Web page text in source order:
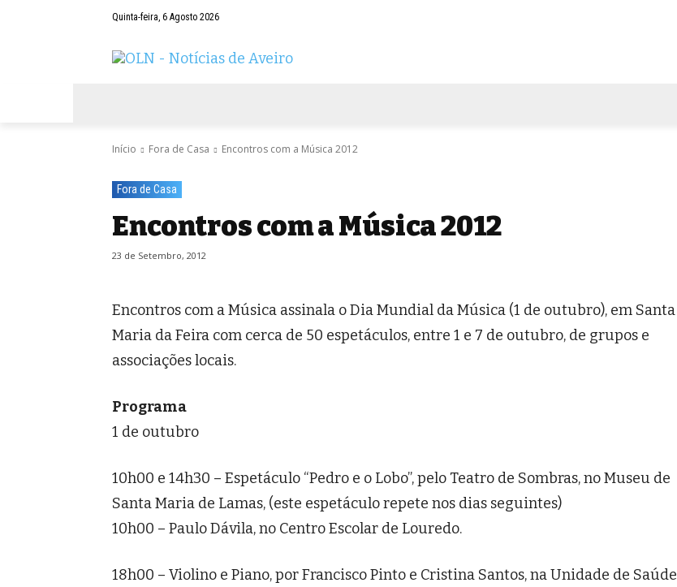
Quinta-feira, 6 Agosto 2026
Início Fora de Casa Encontros com a Música 2012
Fora de Casa
Encontros com a Música 2012
23 de Setembro, 2012
Encontros com a Música assinala o Dia Mundial da Música (1 de outubro), em Santa
Maria da Feira com cerca de 50 espetáculos, entre 1 e 7 de outubro, de grupos e
associações locais.
Programa
1 de outubro
10h00 e 14h30 – Espetáculo “Pedro e o Lobo”, pelo Teatro de Sombras, no Museu de
Santa Maria de Lamas, (este espetáculo repete nos dias seguintes)
10h00 – Paulo Dávila, no Centro Escolar de Louredo.
18h00 – Violino e Piano, por Francisco Pinto e Cristina Santos, na Unidade de Saúde